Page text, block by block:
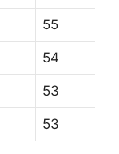
55
54
53
53